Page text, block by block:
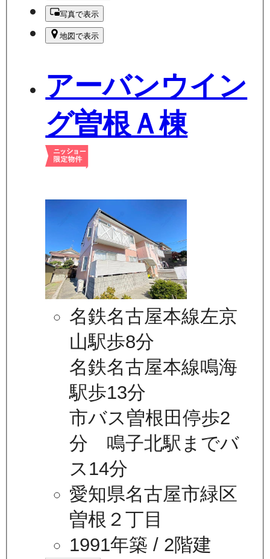
写真で表示
地図で表示
アーバンウイン
グ曽根Ａ棟
名鉄名古屋本線左京
山駅歩8分
名鉄名古屋本線鳴海
駅歩13分
市バス曽根田停歩2
分 鳴子北駅までバ
ス14分
愛知県名古屋市緑区
曽根２丁目
1991年築 / 2階建